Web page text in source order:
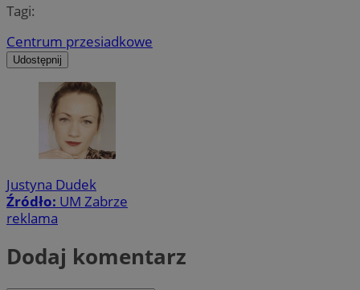
Tagi:
Centrum przesiadkowe
Udostępnij
Justyna Dudek
Źródło: UM Zabrze
reklama
Dodaj komentarz